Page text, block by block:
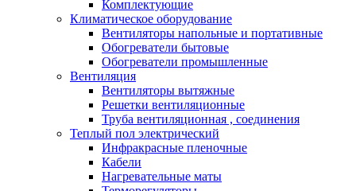
Комплектующие
Климатическое оборудование
Вентиляторы напольные и портативные
Обогреватели бытовые
Обогреватели промышленные
Вентиляция
Вентиляторы вытяжные
Решетки вентиляционные
Труба вентиляционная , соединения
Теплый пол электрический
Инфракрасные пленочные
Кабели
Нагревательные маты